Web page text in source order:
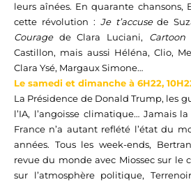
leurs aînées. En quarante chansons,
cette révolution : Je t’accusede
Courage de Clara Luciani, Cartoon
Castillon, mais aussi Héléna, Clio,
Clara Ysé, Margaux Simone…
Le samedi et dimanche à 6H22,
La Présidence de Donald Trump, les
l’IA, l’angoisse climatique… Jamais
France n’a autant reflété l’état du
années. Tous les week-ends, Bert
revue du monde avec Miossec sur le
sur l’atmosphère politique,